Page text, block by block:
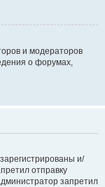
и модераторов
о форумах,
и/
отправку
запретил